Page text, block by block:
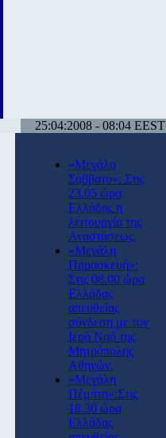
25:04:2008 - 08:04 EEST
«Μεγάλο
Σάββατο»: Στις
23.05 ώρα
Ελλάδας η
λειτουργία της
Αναστάσεως.
«Μεγάλη
Παρασκευή»:
Στις 08.00 ώρα
Ελλάδας
απευθείας
σύνδεση με τον
Ιερό Ναό της
Μητρόπολης
Αθηνών.
«Μεγάλη
Πέμπτη»:Στις
18.30 ώρα
Ελλάδας